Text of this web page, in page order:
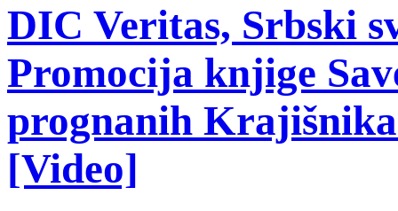
DIC Veritas, Srbski
Promocija knjige
prognanih
[Video]